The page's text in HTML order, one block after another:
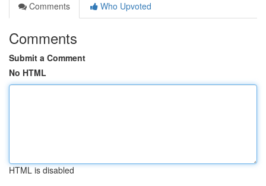
Comments
Who Upvoted
Comments
Submit a Comment
No HTML
HTML is disabled